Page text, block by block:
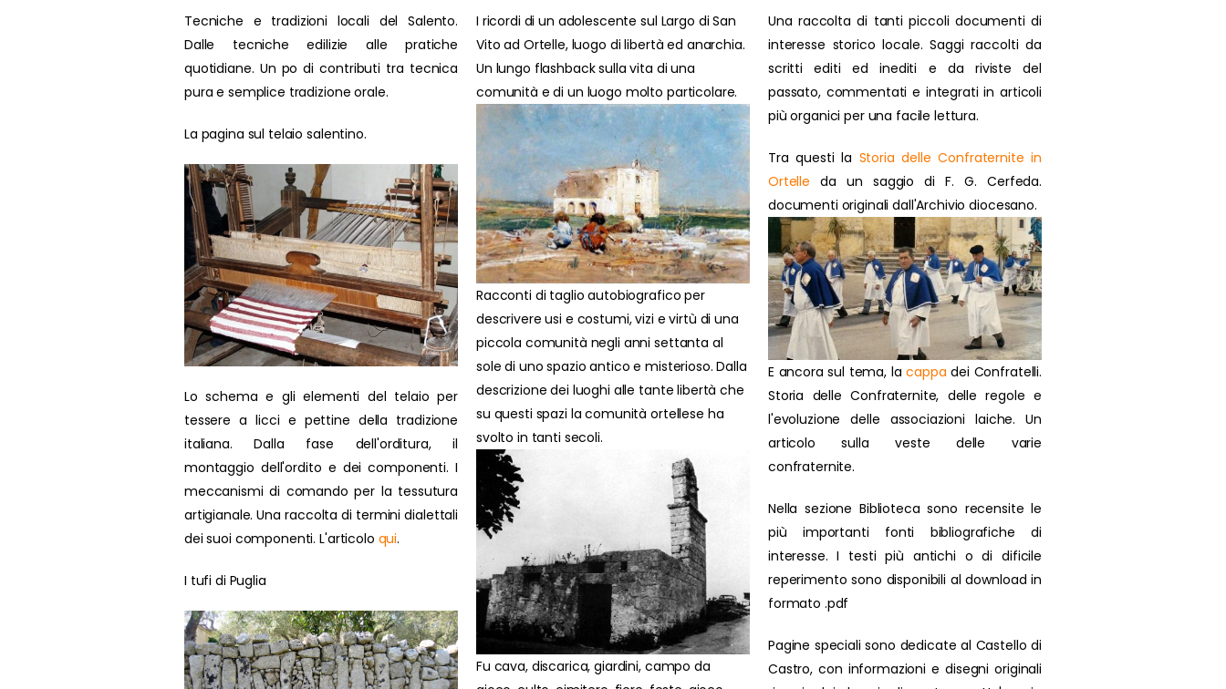
Tecniche e tradizioni locali del Salento.
Dalle tecniche edilizie alle pratiche
quotidiane. Un po di contributi tra tecnica
pura e semplice tradizione orale.
La pagina sul telaio salentino.
Lo schema e gli elementi del telaio per
tessere a licci e pettine della tradizione
italiana. Dalla fase dell'orditura, il
montaggio dell'ordito e dei componenti. I
meccanismi di comando per la tessutura
artigianale. Una raccolta di termini dialettali
dei suoi componenti. L'articolo qui.
I tufi di Puglia
I ricordi di un adolescente sul Largo di San
Vito ad Ortelle, luogo di libertà ed anarchia.
Un lungo flashback sulla vita di una
comunità e di un luogo molto particolare.
Racconti di taglio autobiografico per
descrivere usi e costumi, vizi e virtù di una
piccola comunità negli anni settanta al
sole di uno spazio antico e misterioso. Dalla
descrizione dei luoghi alle tante libertà che
su questi spazi la comunità ortellese ha
svolto in tanti secoli.
Fu cava, discarica, giardini, campo da
Una raccolta di tanti piccoli documenti di
interesse storico locale. Saggi raccolti da
scritti editi ed inediti e da riviste del
passato, commentati e integrati in articoli
più organici per una facile lettura.
Tra questi la Storia delle Confraternite in
Ortelle da un saggio di F. G. Cerfeda.
documenti originali dall'Archivio diocesano.
E ancora sul tema, lacappa dei Confratelli.
Storia delle Confraternite, delle regole e
l'evoluzione delle associazioni laiche. Un
articolo sulla veste delle varie
confraternite.
Nella sezione Biblioteca sono recensite le
più importanti fonti bibliografiche di
interesse. I testi più antichi o di dificile
reperimento sono disponibili al download in
formato .pdf
Pagine speciali sono dedicate al Castello di
Castro, con informazioni e disegni originali